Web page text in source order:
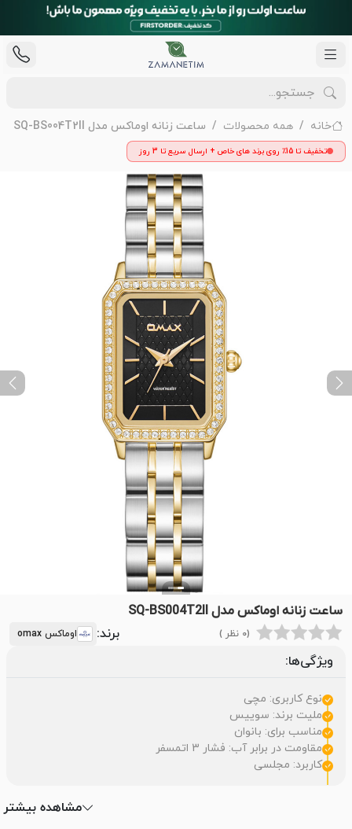
خانه همه محصولات ساعت زنانه اوماکس مدل SQ-BS004T2II
تخفیف تا 15٪ روی برند های خاص + ارسال سریع تا 3 روز
Previous
ساعت زنانه اوماکس مدل SQ-BS004T2II
(0 نظر ) برند: اوماکس omax
ویژگی‌ها:
نوع کاربری: مچی
ملیت برند: سوییس
مناسب برای: بانوان
مقاومت در برابر آب: فشار 3 اتمسفر
کاربرد: مجلسی
مشاهده بیشتر